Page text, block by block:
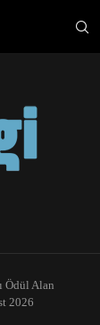
Ödül Alan
2026